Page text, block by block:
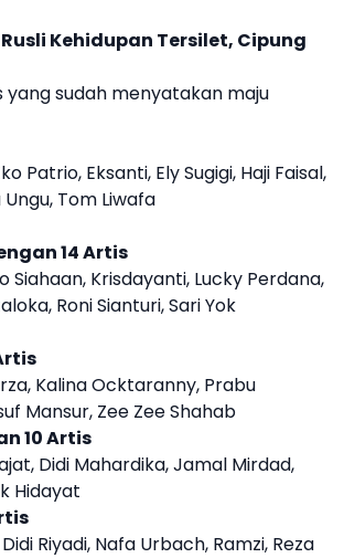
Kehidupan Tersilet, Cipung
yang sudah menyatakan maju
Patrio, Eksanti, Ely Sugigi, Haji Faisal,
Ungu, Tom Liwafa
14Artis
Krisdayanti, Lucky Perdana,
Roni Sianturi, Sari Yok
Kalina Ocktaranny, Prabu
Mansur, Zee Zee Shahab
10Artis
Didi Mahardika, Jamal Mirdad,
Hidayat
Riyadi, Nafa Urbach, Ramzi, Reza